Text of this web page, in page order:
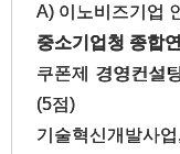
A) 이노비즈기업
중소기업청 종합
쿠폰제 경영컨설
(5점)
기술혁신개발사